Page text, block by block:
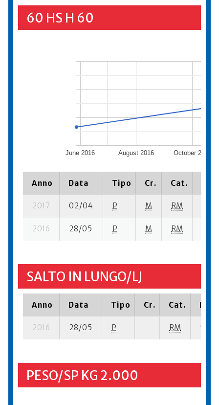
60 HS H 60
June 2016 August 2016 October 2016
Anno Data Tipo Cr. Cat.
2017 02/04 P M RM
2016 28/05 P M RM
SALTO IN LUNGO/LJ
Anno Data Tipo Cr. Cat.
2016 28/05 P RM 54
PESO/SP KG 2.000